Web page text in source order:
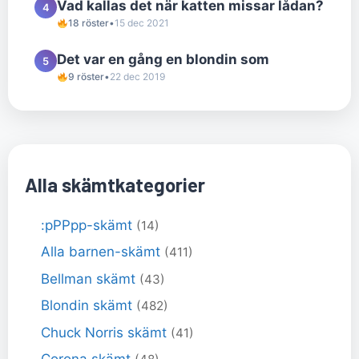
4 Vad kallas det när katten missar lådan?
18 röster•15 dec 2021
5 Det var en gång en blondin som
9 röster•22 dec 2019
Alla skämtkategorier
:pPPpp-skämt (14)
Alla barnen-skämt (411)
Bellman skämt (43)
Blondin skämt (482)
Chuck Norris skämt (41)